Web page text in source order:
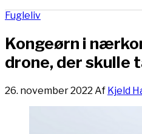
Fugleliv
Kongeørn i
drone, der skulle
26. november 2022 Af Kjeld